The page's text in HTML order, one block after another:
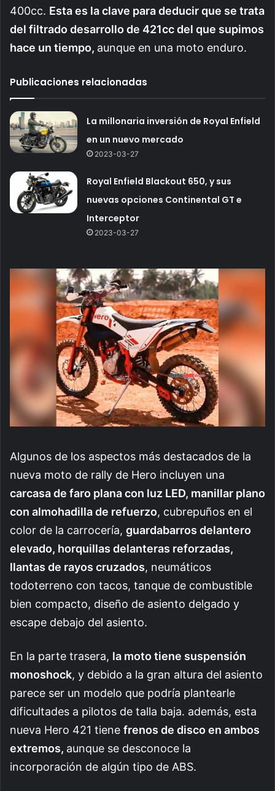
400cc. Esta es la clave para deducir que se trata
del filtrado desarrollo de 421cc del que supimos
hace un tiempo, aunque en una moto enduro.
Publicaciones relacionadas
La millonaria inversión de Royal Enfield
en un nuevo mercado
2023-03-27
Royal Enfield Blackout 650, y sus
nuevas opciones Continental GT e
Interceptor
2023-03-27
Algunos de los aspectos más destacados de la
nueva moto de rally de Hero incluyen una
carcasa de faro plana con luz LED, manillar plano
con almohadilla de refuerzo, cubrepuños en el
color de la carrocería, guardabarros delantero
elevado, horquillas delanteras reforzadas,
llantas de rayos cruzados, neumáticos
todoterreno con tacos, tanque de combustible
bien compacto, diseño de asiento delgado y
escape debajo del asiento.
En la parte trasera, la moto tiene suspensión
monoshock, y debido a la gran altura del asiento
parece ser un modelo que podría plantearle
dificultades a pilotos de talla baja. además, esta
nueva Hero 421 tiene frenos de disco en ambos
extremos, aunque se desconoce la
incorporación de algún tipo de ABS.